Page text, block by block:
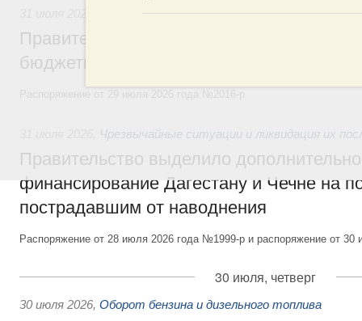
Бюджеты субъектов Федерации.
Правительство спишет часть
бюджетным кредитам ещё двум
Чрезвычайные ситуации и ликвидация их
Правительство выделило
финансирование Дагестану и Чечне на
пострадавшим от наводнения
Распоряжение от 28 июля 2026 года №1999-р и распоряжение от
30 июля, четверг
30 июля 2026, Оборот бензина и дизельного топлива